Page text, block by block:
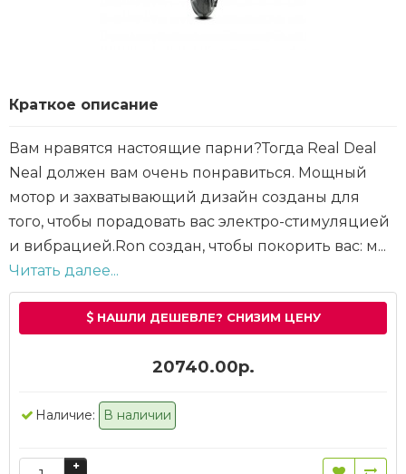
Краткое описание
Вам нравятся настоящие парни?Тогда Real Deal
Neal должен вам очень понравиться. Мощный
мотор и захватывающий дизайн созданы для
того, чтобы порадовать вас электро-стимуляцией
и вибрацией.Ron создан, чтобы покорить вас: м...
Читать далее...
НАШЛИ ДЕШЕВЛЕ? СНИЗИМ ЦЕНУ
20740.00р.
Наличие: В наличии